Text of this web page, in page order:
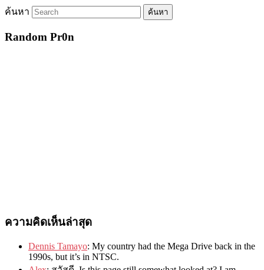
ค้นหา
Random Pr0n
ความคิดเห็นล่าสุด
Dennis Tamayo: My country had the Mega Drive back in the
1990s, but it’s in NTSC.